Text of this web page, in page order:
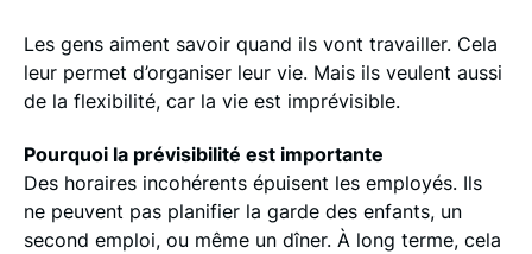
Les gens aiment savoir quand ils vont travailler. Cela
leur permet d’organiser leur vie. Mais ils veulent aussi
de la flexibilité, car la vie est imprévisible.
Pourquoi la prévisibilité est importante
Des horaires incohérents épuisent les employés. Ils
ne peuvent pas planifier la garde des enfants, un
second emploi, ou même un dîner. À long terme, cela